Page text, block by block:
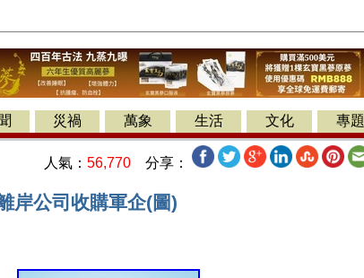
災禍 萬象 生活 文化 專題
人氣： 56,770 分享：
岸公司收購軍企(圖)